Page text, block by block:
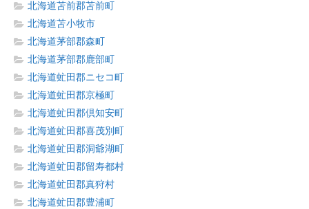
北海道苫前郡苫前町
北海道苫小牧市
北海道茅部郡森町
北海道茅部郡鹿部町
北海道虻田郡ニセコ町
北海道虻田郡京極町
北海道虻田郡倶知安町
北海道虻田郡喜茂別町
北海道虻田郡洞爺湖町
北海道虻田郡留寿都村
北海道虻田郡真狩村
北海道虻田郡豊浦町